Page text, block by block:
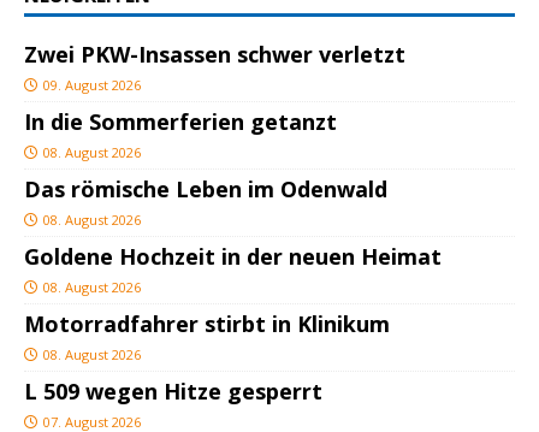
Zwei PKW-Insassen schwer verletzt
09. August 2026
In die Sommerferien getanzt
08. August 2026
Das römische Leben im Odenwald
08. August 2026
Goldene Hochzeit in der neuen Heimat
08. August 2026
Motorradfahrer stirbt in Klinikum
08. August 2026
L 509 wegen Hitze gesperrt
07. August 2026